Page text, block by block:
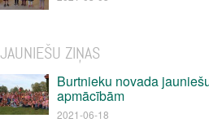
JAUNIEŠU ZIŅAS
Burtnieku novada
apmācībām
2021-06-18